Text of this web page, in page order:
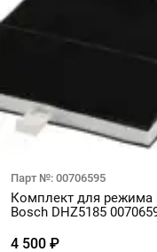
Парт №: 00706595
Комплект для режима
Bosch DHZ5185
4 500 ₽